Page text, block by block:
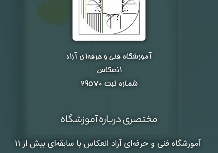
آموزشگاه فنی و حرفه‌ای آزاد
انعکاس
شماره ثبت ۲۹۵۷۰
مختصری درباره آموزشگاه
آموزشگاه فنی و حرفه‌ای آزاد انعکاس
با سابقه‌ای بیش از 11